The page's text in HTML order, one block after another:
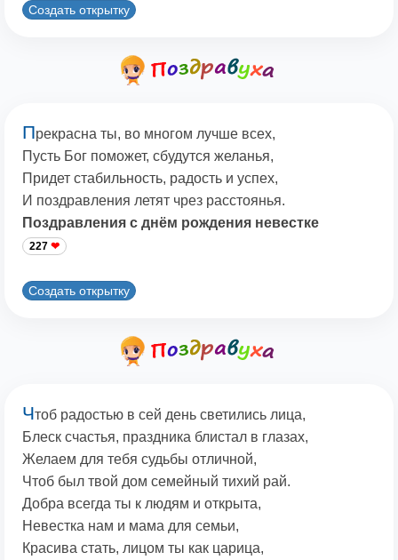
Создать открытку
Прекрасна ты, во многом лучше всех,
Пусть Бог поможет, сбудутся желанья,
Придет стабильность, радость и успех,
И поздравления летят чрез расстоянья.
Поздравления с днём рождения невестке
227
Создать открытку
Чтоб радостью в сей день светились лица,
Блеск счастья, праздника блистал в глазах,
Желаем для тебя судьбы отличной,
Чтоб был твой дом семейный тихий рай.
Добра всегда ты к людям и открыта,
Невестка нам и мама для семьи,
Красива стать, лицом ты как царица,